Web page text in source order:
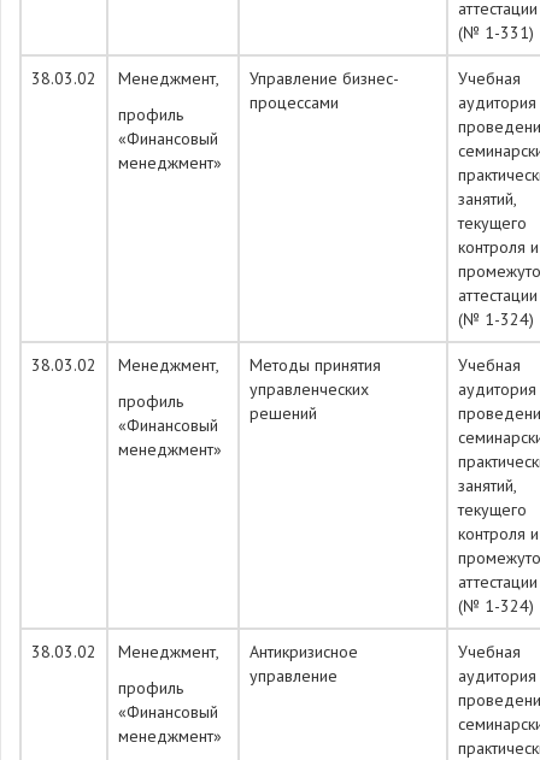
аттестации
(№ 1-331)
38.03.02
Менеджмент,
профиль
«Финансовый
менеджмент»
Управление бизнес-
процессами
Учебная
занятий,
текущего
контроля и
аттестации
(№ 1-324)
38.03.02
Менеджмент,
профиль
«Финансовый
менеджмент»
Методы принятия
управленческих
решений
Учебная
занятий,
текущего
контроля и
аттестации
(№ 1-324)
38.03.02
Менеджмент,
профиль
«Финансовый
менеджмент»
Антикризисное
управление
Учебная